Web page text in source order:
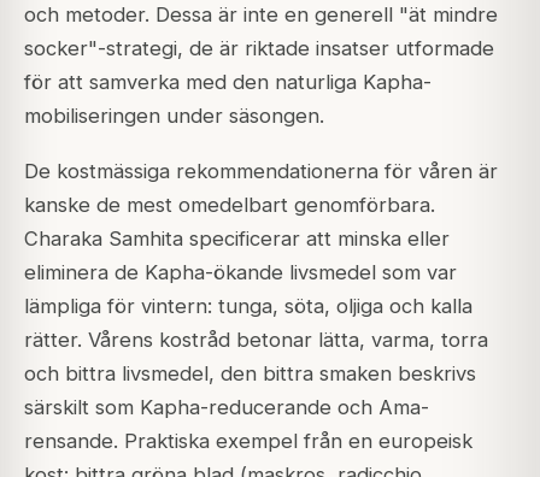
och metoder. Dessa är inte en generell "ät mindre
socker"-strategi, de är riktade insatser utformade
för att samverka med den naturliga Kapha-
mobiliseringen under säsongen.
De kostmässiga rekommendationerna för våren är
kanske de mest omedelbart genomförbara.
Charaka Samhita specificerar att minska eller
eliminera de Kapha-ökande livsmedel som var
lämpliga för vintern: tunga, söta, oljiga och kalla
rätter. Vårens kostråd betonar lätta, varma, torra
och bittra livsmedel, den bittra smaken beskrivs
särskilt som Kapha-reducerande och Ama-
rensande. Praktiska exempel från en europeisk